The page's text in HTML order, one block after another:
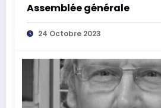
Assemblée générale
24 Octobre 2023